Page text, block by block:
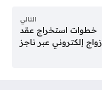
التالي
خطوات استخراج عقد
زواج إلكتروني عبر ناجز